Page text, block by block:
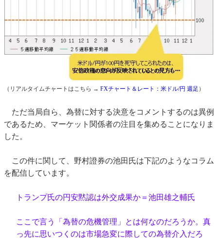
（リアルタイムチャートはこちら → FXチャート＆レート：米ドル/円 週足 ）
ただ当局自ら、為替に対する決意をコメントするのは異例
であるため、マーケット関係者の注目を集めることになりま
した。
この件に関して、野村證券の池田氏は下記のようなコラム
を配信しています。
トランプ氏の円安黙認は外交成果か＝池田雄之輔氏
ここで言う「為替の危機管理」とは何なのだろうか。真
っ先に思いつくのは市場急変に際しての為替介入だろ